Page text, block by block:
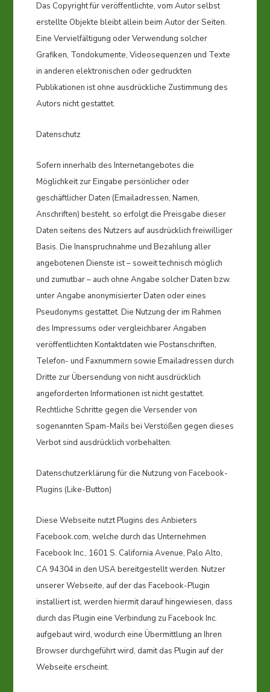
Das Copyright für veröffentlichte, vom Autor selbst
erstellte Objekte bleibt allein beim Autor der Seiten.
Eine Vervielfältigung oder Verwendung solcher
Grafiken, Tondokumente, Videosequenzen und Texte
in anderen elektronischen oder gedruckten
Publikationen ist ohne ausdrückliche Zustimmung des
Autors nicht gestattet.
Datenschutz
Sofern innerhalb des Internetangebotes die
Möglichkeit zur Eingabe persönlicher oder
geschäftlicher Daten (Emailadressen, Namen,
Anschriften) besteht, so erfolgt die Preisgabe dieser
Daten seitens des Nutzers auf ausdrücklich freiwilliger
Basis. Die Inanspruchnahme und Bezahlung aller
angebotenen Dienste ist – soweit technisch möglich
und zumutbar – auch ohne Angabe solcher Daten bzw.
unter Angabe anonymisierter Daten oder eines
Pseudonyms gestattet. Die Nutzung der im Rahmen
des Impressums oder vergleichbarer Angaben
veröffentlichten Kontaktdaten wie Postanschriften,
Telefon- und Faxnummern sowie Emailadressen durch
Dritte zur Übersendung von nicht ausdrücklich
angeforderten Informationen ist nicht gestattet.
Rechtliche Schritte gegen die Versender von
sogenannten Spam-Mails bei Verstößen gegen dieses
Verbot sind ausdrücklich vorbehalten.
Datenschutzerklärung für die Nutzung von Facebook-
Plugins (Like-Button)
Diese Webseite nutzt Plugins des Anbieters
Facebook.com, welche durch das Unternehmen
Facebook Inc., 1601 S. California Avenue, Palo Alto,
CA 94304 in den USA bereitgestellt werden. Nutzer
unserer Webseite, auf der das Facebook-Plugin
installiert ist, werden hiermit darauf hingewiesen, dass
durch das Plugin eine Verbindung zu Facebook Inc.
aufgebaut wird, wodurch eine Übermittlung an Ihren
Browser durchgeführt wird, damit das Plugin auf der
Webseite erscheint.